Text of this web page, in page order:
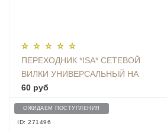
ПЕРЕХОДНИК *ISA* СЕТЕВОЙ
ВИЛКИ УНИВЕРСАЛЬНЫЙ НА
ЕВРО С ЗАЗЕМЛЕНИЕМ KT-168
60 руб
ОЖИДАЕМ ПОСТУПЛЕНИЯ
ID: 271496